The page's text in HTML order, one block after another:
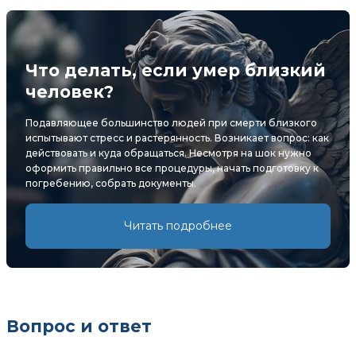
Что делать, если умер близкий
человек?
Подавляющее большинство людей при смерти близкого
испытывают стресс и растерянность. Возникает вопрос: как
действовать и куда обращаться. Несмотря на шок нужно
оформить правильно все процедуры, начать подготовку к
погребению, собрать документы.
Читать подробнее
Вопрос и ответ